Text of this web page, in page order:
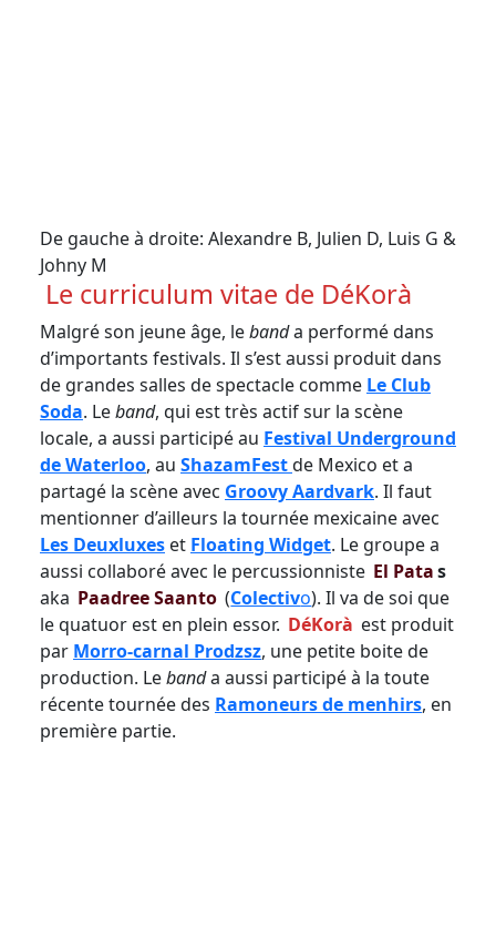
De gauche à droite: Alexandre B, Julien D, Luis G &
Johny M
Le curriculum vitae de DéKorà
Malgré son jeune âge, lebanda performé dans
d’importants festivals. Il s’est aussi produit dans
de grandes salles de spectacle comme Le Club
Soda. Leband, qui est très actif sur la scène
locale, a aussi participé au Festival Underground
de Waterloo, au ShazamFestde Mexico et a
partagé la scène avec Groovy Aardvark. Il faut
mentionner d’ailleurs la tournée mexicaine avec
Les Deuxluxes et Floating Widget. Le groupe a
aussi collaboré avec le percussionniste El Patas
aka Paadree Saanto (Colectivo). Il va de soi que
le quatuor est en plein essor. DéKorà est produit
par Morro-carnal Prodzsz, une petite boite de
production. Lebanda aussi participé à la toute
récente tournée des Ramoneurs de menhirs, en
première partie.